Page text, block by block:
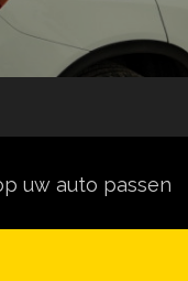
uw auto passen